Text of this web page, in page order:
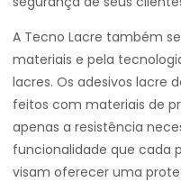
A Tecno Lacre também
materiais e pela
lacres. Os adesivos lacre
feitos com materiais de
apenas a resistência
funcionalidade que cada
visam oferecer uma